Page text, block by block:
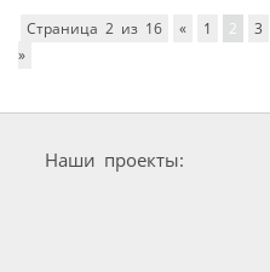
Страница 2 из 16 « 1 2 3
»
Наши проекты: